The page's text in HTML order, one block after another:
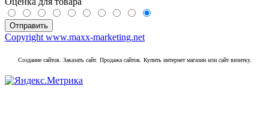
Copyright www.maxx-marketing.net
Создание сайтов. Заказать сайт. Продажа сайтов. Купить интернет магазин или сайт визитку.